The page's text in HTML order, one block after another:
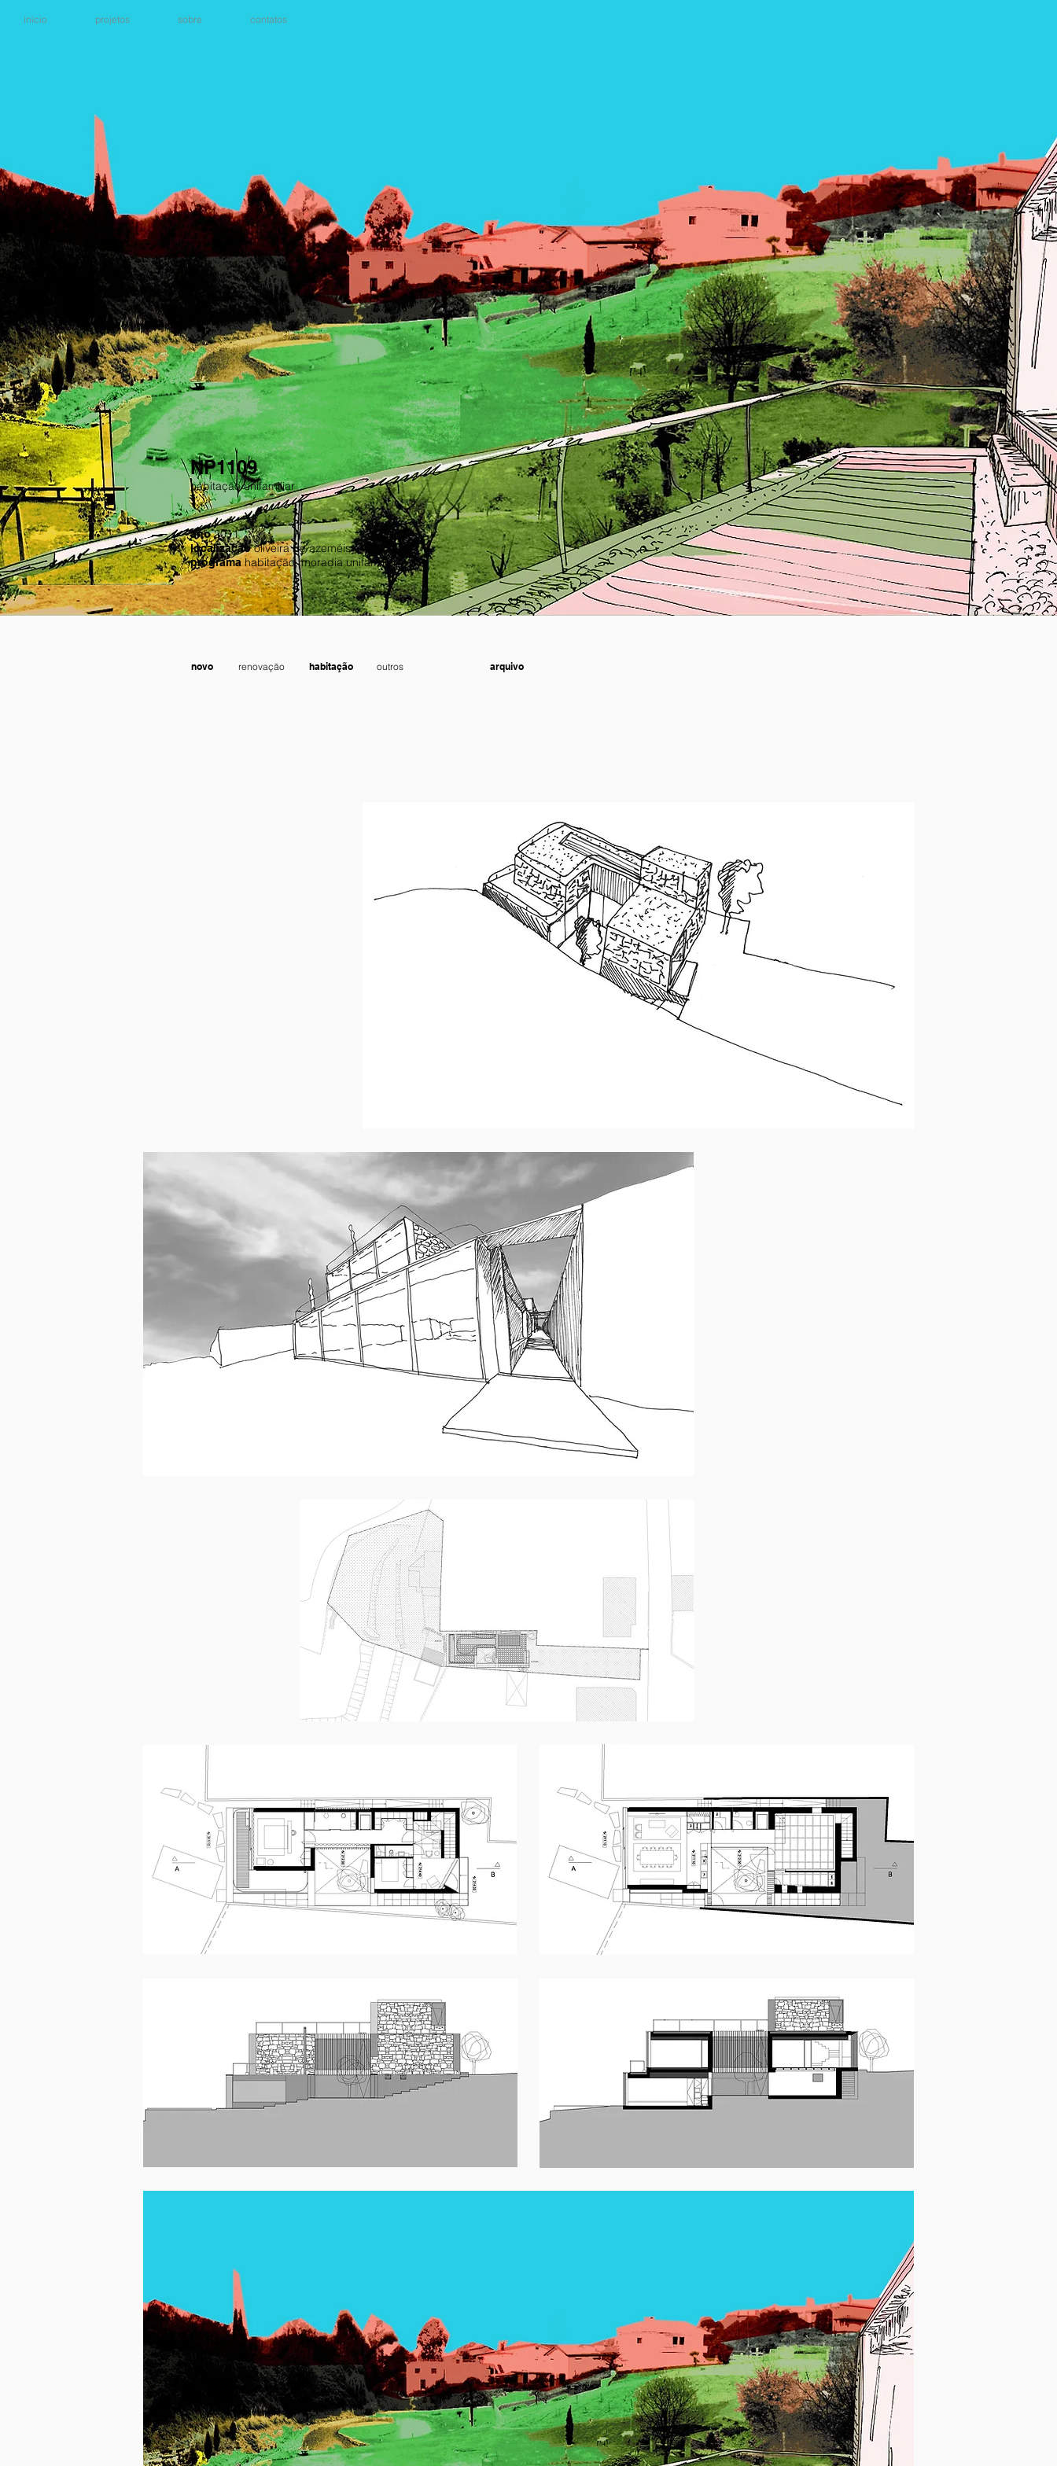
início projetos sobre contatos
NP1109
habitação unifamiliar
ano2011
localizaçãooliveira de azeméis
programahabitação, moradia unifamiliar
novo renovação habitação outros arquivo